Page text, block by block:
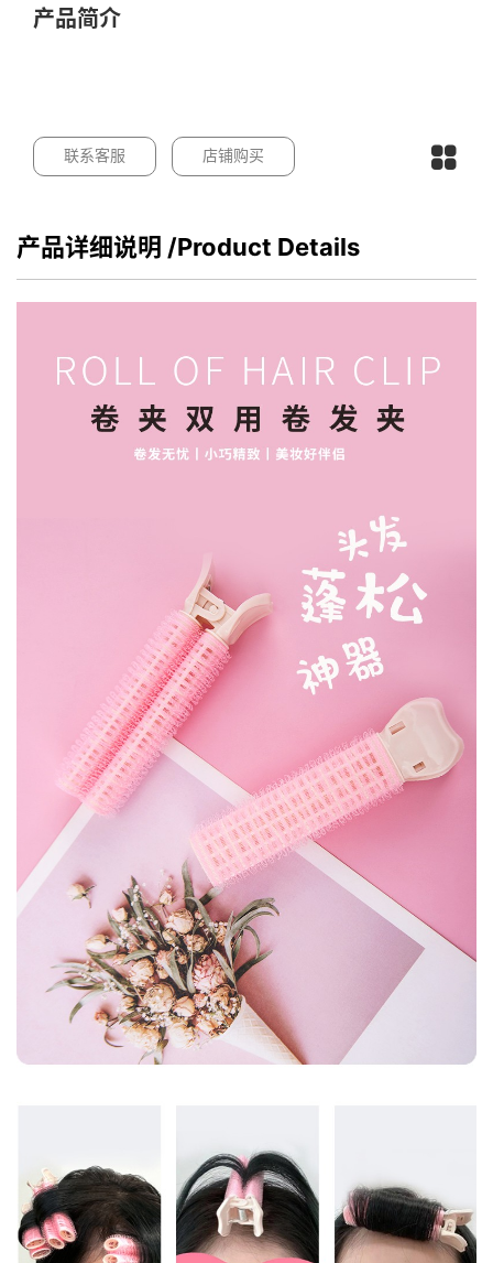
产品简介
联系客服 店铺购买
产品详细说明 /Product Details